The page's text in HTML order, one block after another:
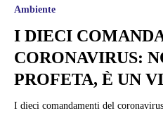
Ambiente
I DIECI
CORONAVIRUS:
PROFETA, È UN
I dieci comandamenti del